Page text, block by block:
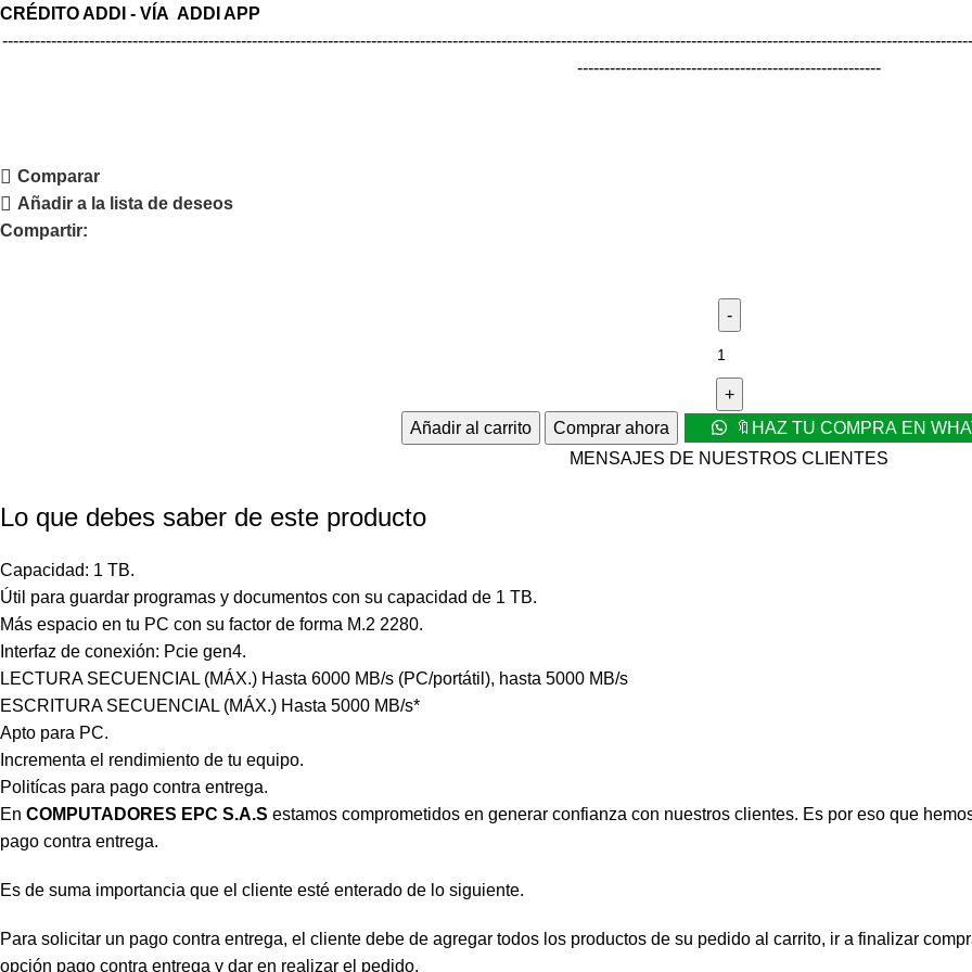
CRÉDITO ADDI - VÍA ADDI APP
--------------------------------------------------------
Comparar
Añadir a la lista de deseos
Compartir:
Añadir al carrito Comprar ahora
🔖HAZ TU COMPRA EN
MENSAJES DE NUESTROS CLIENTES
Lo que debes saber de este producto
Capacidad: 1 TB.
Útil para guardar programas y documentos con su capacidad de 1 TB.
Más espacio en tu PC con su factor de forma M.2 2280.
Interfaz de conexión: Pcie gen4.
LECTURA SECUENCIAL (MÁX.) Hasta 6000 MB/s (PC/portátil), hasta 5000 MB/s
ESCRITURA SECUENCIAL (MÁX.) Hasta 5000 MB/s*
Apto para PC.
Incrementa el rendimiento de tu equipo.
Politícas para pago contra entrega.
En COMPUTADORES EPC S.A.S estamos comprometidos en generar confianza con nuestros clientes. Es por eso que
pago contra entrega.
Es de suma importancia que el cliente esté enterado de lo siguiente.
Para solicitar un pago contra entrega, el cliente debe de agregar todos los productos de su pedido al carrito, ir a finalizar
opción pago contra entrega y dar en realizar el pedido.